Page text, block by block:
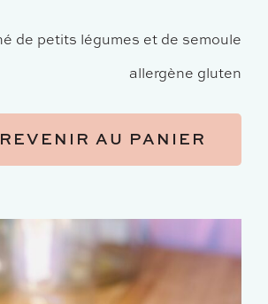
de petits légumes et de semoule
allergène gluten
REVENIR AU PANIER